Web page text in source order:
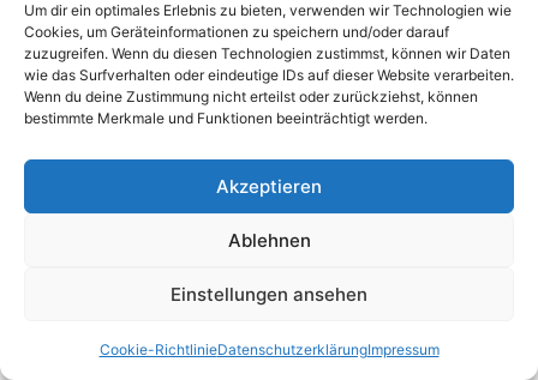
Um dir ein optimales Erlebnis zu bieten, verwenden wir Technologien wie
Cookies, um Geräteinformationen zu speichern und/oder darauf
zuzugreifen. Wenn du diesen Technologien zustimmst, können wir Daten
wie das Surfverhalten oder eindeutige IDs auf dieser Website verarbeiten.
Wenn du deine Zustimmung nicht erteilst oder zurückziehst, können
bestimmte Merkmale und Funktionen beeinträchtigt werden.
Akzeptieren
Ablehnen
Einstellungen ansehen
Cookie-RichtlinieDatenschutzerklärungImpressum